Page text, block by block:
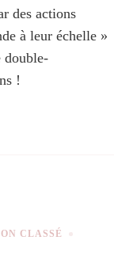
des actions
à leur échelle »
double-
!
CLASSÉ